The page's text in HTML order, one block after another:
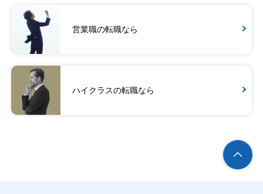
営業職の転職なら
ハイクラスの転職なら